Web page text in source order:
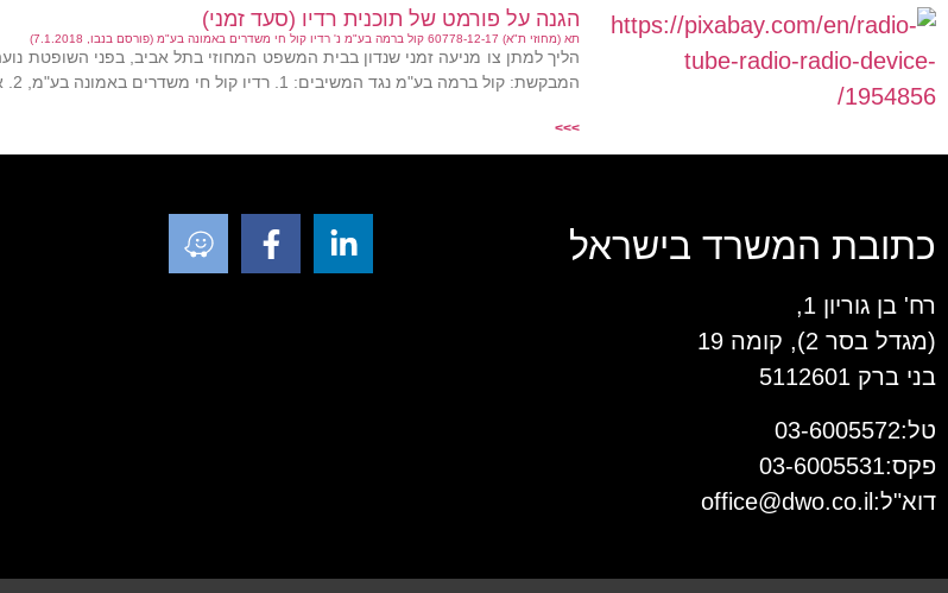
הגנה על פורמט של תוכנית רדיו (סעד זמני)
תא (מחוזי ת"א) 60778-12-17 קול ברמה בע"מ נ' רדיו קול חי משדרים באמונה בע"מ (פורסם בנבו, 7.1.2018)
המבקשת: קול ברמה בע"מ נגד המשיבים: 1. רדיו קול חי משדרים באמונה בע"מ, 2. אבי רוזן, 3. בצלאל קאהן,
>>>
כתובת המשרד בישראל
רח' בן גוריון 1,
(מגדל בסר 2), קומה 19
בני ברק 5112601
טל:03-6005572
פקס:03-6005531
דוא"ל:office@dwo.co.il